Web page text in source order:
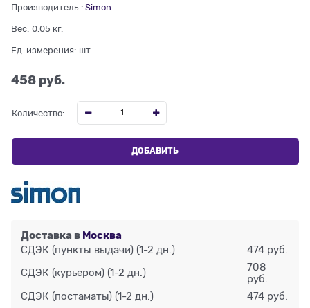
Производитель : Simon
Вес: 0.05 кг.
Ед. измерения: шт
458 руб.
Количество:
ДОБАВИТЬ
Доставка в Москва
СДЭК (пункты выдачи) (1-2 дн.) 474 руб.
СДЭК (курьером) (1-2 дн.)
708
руб.
СДЭК (постаматы) (1-2 дн.) 474 руб.